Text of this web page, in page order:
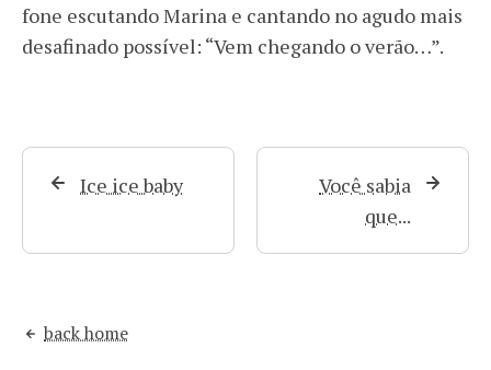
fone escutando Marina e cantando no agudo mais
desafinado possível: “Vem chegando o verão…”.
Ice ice baby
Você sabia
que...
back home